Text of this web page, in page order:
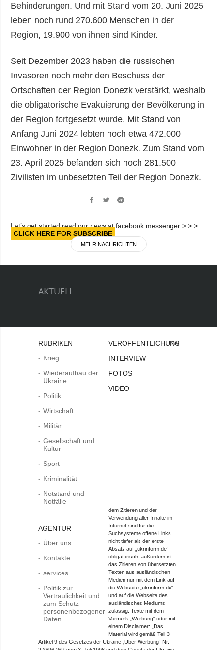
Behinderungen. Und mit Stand vom 20. Juni 2025
leben noch rund 270.600 Menschen in der
Region, 19.900 von ihnen sind Kinder.
Seit Dezember 2023 haben die russischen
Invasoren noch mehr den Beschuss der
Ortschaften der Region Donezk verstärkt, weshalb
die obligatorische Evakuierung der Bevölkerung in
der Region fortgesetzt wurde. Mit Stand von
Anfang Juni 2024 lebten noch etwa 472.000
Einwohner in der Region Donezk. Zum Stand vom
23. April 2025 befanden sich noch 281.500
Zivilisten im unbesetzten Teil der Region Donezk.
Let’s get started read our news at facebook messenger > > >
CLICK HERE FOR SUBSCRIBE
MEHR NACHRICHTEN
AKTUELL
RUBRIKEN
Krieg
Wiederaufbau der
Ukraine
Politik
Wirtschaft
Militär
Gesellschaft und
Kultur
Sport
Kriminalität
Notstand und
Notfälle
AGENTUR
Über uns
Kontakte
services
Politik zur
Vertraulichkeit und
zum Schutz
personenbezogener
Daten
VERÖFFENTLICHUNGEN
INTERVIEW
FOTOS
VIDEO
Bei
dem Zitieren und der
Verwendung aller Inhalte im
Internet sind für die
Suchsysteme offene Links
nicht tiefer als der erste
Absatz auf „ukrinform.de“
obligatorisch, außerdem ist
das Zitieren von übersetzten
Texten aus ausländischen
Medien nur mit dem Link auf
die Webseite „ukrinform.de“
und auf die Webseite des
ausländisches Mediums
zulässig. Texte mit dem
Vermerk „Werbung“ oder mit
einem Disclaimer: „Das
Material wird gemäß Teil 3
Artikel 9 des Gesetzes der Ukraine „Über Werbung“ Nr.